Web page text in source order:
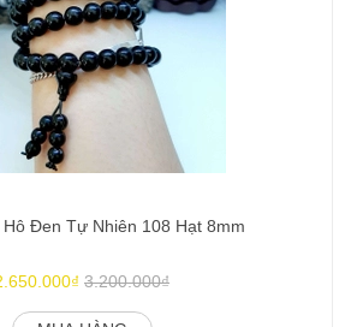
Hô Đen Tự Nhiên 108 Hạt 8mm
3.200.000₫